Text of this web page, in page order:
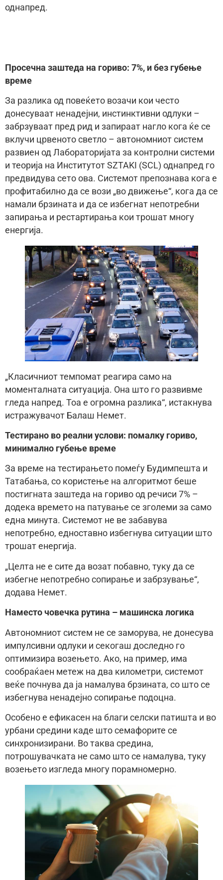
однапред.
Просечна заштеда на гориво: 7%, и без губење
време
За разлика од повеќето возачи кои често
донесуваат ненадејни, инстинктивни одлуки –
забрзуваат пред рид и запираат нагло кога ќе се
вклучи црвеното светло – автономниот систем
развиен од Лабораторијата за контролни системи
и теорија на Институтот SZTAKI (SCL) однапред го
предвидува сето ова. Системот препознава кога е
профитабилно да се вози „во движење“, кога да се
намали брзината и да се избегнат непотребни
запирања и рестартирања кои трошат многу
енергија.
„Класичниот темпомат реагира само на
моменталната ситуација. Она што го развивме
гледа напред. Тоа е огромна разлика“, истакнува
истражувачот Балаш Немет.
Тестирано во реални услови: помалку гориво,
минимално губење време
За време на тестирањето помеѓу Будимпешта и
Татабања, со користење на алгоритмот беше
постигната заштеда на гориво од речиси 7% –
додека времето на патување се зголеми за само
една минута. Системот не ве забавува
непотребно, едноставно избегнува ситуации што
трошат енергија.
„Целта не е сите да возат побавно, туку да се
избегне непотребно сопирање и забрзување“,
додава Немет.
Наместо човечка рутина – машинска логика
Автономниот систем не се заморува, не донесува
импулсивни одлуки и секогаш доследно го
оптимизира возењето. Ако, на пример, има
сообраќаен метеж на два километри, системот
веќе почнува да ја намалува брзината, со што се
избегнува ненадејно сопирање подоцна.
Особено е ефикасен на благи селски патишта и во
урбани средини каде што семафорите се
синхронизирани. Во таква средина,
потрошувачката не само што се намалува, туку
возењето изгледа многу порамномерно.